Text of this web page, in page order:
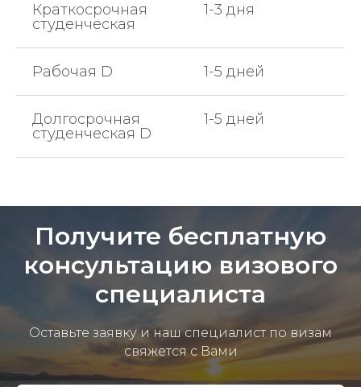
Краткосрочная
студенческая
1-3 дня
Рабочая D 1-5 дней
Долгосрочная
студенческая D
1-5 дней
Получите бесплатную
консультацию визового
специалиста
Оставьте заявку и наш специалист по визам
свяжется с Вами